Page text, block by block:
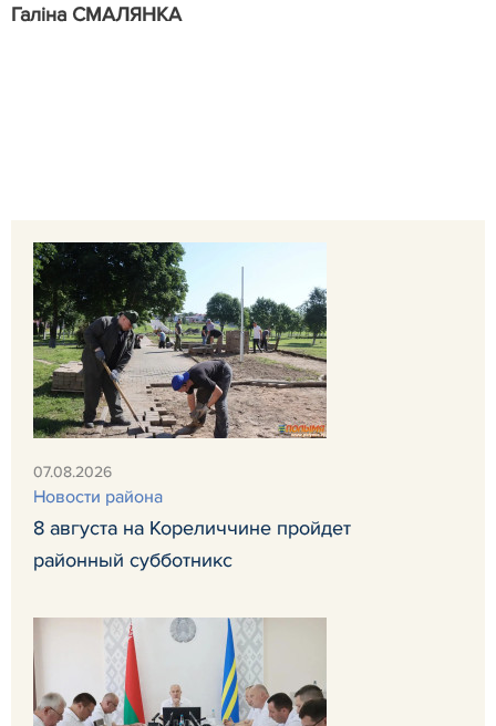
Галіна СМАЛЯНКА
07.08.2026
Новости района
8 августа на Кореличчине пройдет
районный субботникс